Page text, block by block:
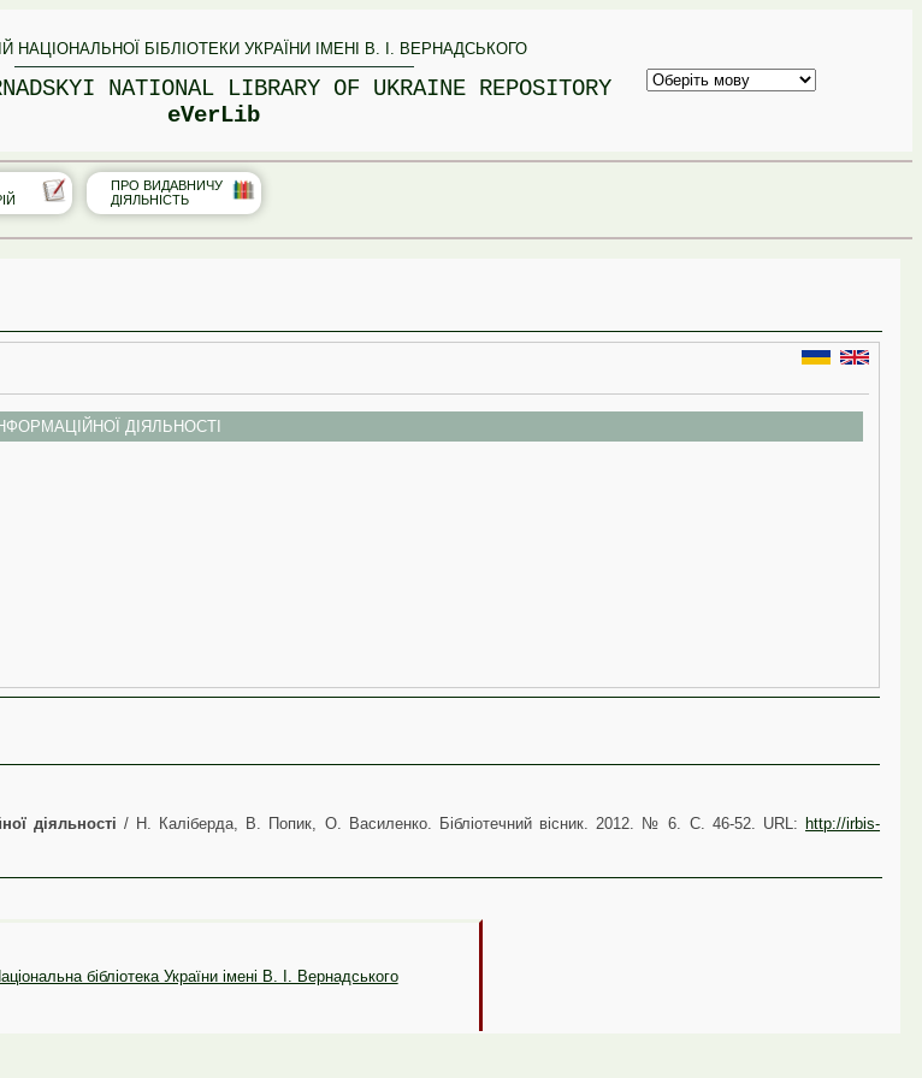
НАЦІОНАЛЬНОЇ БІБЛІОТЕКИ УКРАЇНИ ІМЕНІ В. І. ВЕРНАДСЬКОГО
NATIONAL LIBRARY OF UKRAINE REPOSITORY
eVerLib
ПРО ВИДАВНИЧУ
ДІЯЛЬНІСТЬ
ДІЯЛЬНОСТІ
діяльності / Н. Каліберда, В. Попик, О. Василенко. Бібліотечний вісник. 2012. № 6. С. 46-52. URL: http://irbis-
бібліотека України імені В. І. Вернадського